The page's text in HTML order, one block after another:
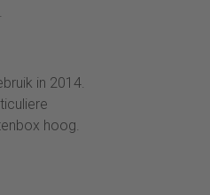
in 2014.
hoog.